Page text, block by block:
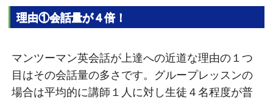
理由①会話量が４倍！
マンツーマン英会話が上達への近道な理由の１つ
目はその会話量の多さです。グループレッスンの
場合は平均的に講師１人に対し生徒４名程度が普